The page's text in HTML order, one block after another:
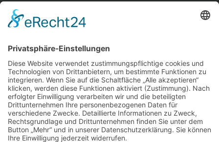
NACHHALTIGKEIT
CORPORATE FASHION
AUSSTATTUNG & OPTIONEN
SERVICE
WARUM MASSKONFEKTION?
STEPHAN GÖRNER VIP-TAILORING